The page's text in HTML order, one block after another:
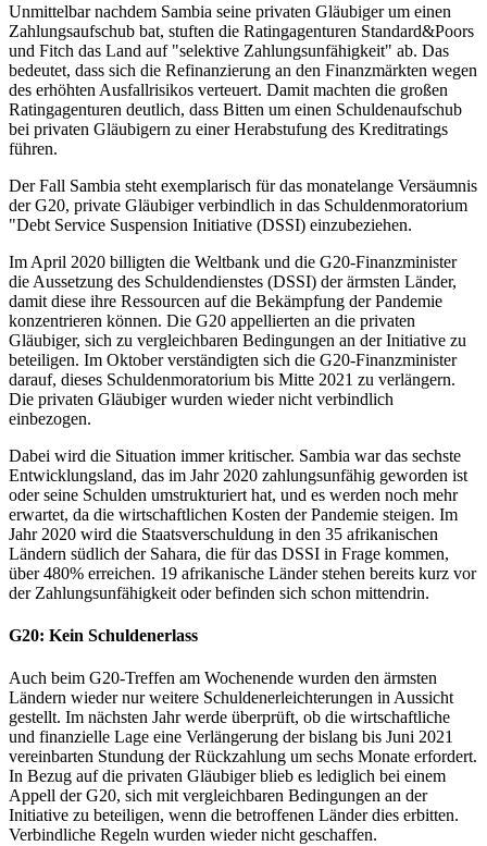
Unmittelbar nachdem Sambia seine privaten Gläubiger um einen
Zahlungsaufschub bat, stuften die Ratingagenturen Standard&Poors
und Fitch das Land auf "selektive Zahlungsunfähigkeit" ab. Das
bedeutet, dass sich die Refinanzierung an den Finanzmärkten wegen
des erhöhten Ausfallrisikos verteuert. Damit machten die großen
Ratingagenturen deutlich, dass Bitten um einen Schuldenaufschub
bei privaten Gläubigern zu einer Herabstufung des Kreditratings
führen.
Der Fall Sambia steht exemplarisch für das monatelange Versäumnis
der G20, private Gläubiger verbindlich in das Schuldenmoratorium
"Debt Service Suspension Initiative (DSSI) einzubeziehen.
Im April 2020 billigten die Weltbank und die G20-Finanzminister
die Aussetzung des Schuldendienstes (DSSI) der ärmsten Länder,
damit diese ihre Ressourcen auf die Bekämpfung der Pandemie
konzentrieren können. Die G20 appellierten an die privaten
Gläubiger, sich zu vergleichbaren Bedingungen an der Initiative zu
beteiligen. Im Oktober verständigten sich die G20-Finanzminister
darauf, dieses Schuldenmoratorium bis Mitte 2021 zu verlängern.
Die privaten Gläubiger wurden wieder nicht verbindlich
einbezogen.
Dabei wird die Situation immer kritischer. Sambia war das sechste
Entwicklungsland, das im Jahr 2020 zahlungsunfähig geworden ist
oder seine Schulden umstrukturiert hat, und es werden noch mehr
erwartet, da die wirtschaftlichen Kosten der Pandemie steigen. Im
Jahr 2020 wird die Staatsverschuldung in den 35 afrikanischen
Ländern südlich der Sahara, die für das DSSI in Frage kommen,
über 480% erreichen. 19 afrikanische Länder stehen bereits kurz vor
der Zahlungsunfähigkeit oder befinden sich schon mittendrin.
G20: Kein Schuldenerlass
Auch beim G20-Treffen am Wochenende wurden den ärmsten
Ländern wieder nur weitere Schuldenerleichterungen in Aussicht
gestellt. Im nächsten Jahr werde überprüft, ob die wirtschaftliche
und finanzielle Lage eine Verlängerung der bislang bis Juni 2021
vereinbarten Stundung der Rückzahlung um sechs Monate erfordert.
In Bezug auf die privaten Gläubiger blieb es lediglich bei einem
Appell der G20, sich mit vergleichbaren Bedingungen an der
Initiative zu beteiligen, wenn die betroffenen Länder dies erbitten.
Verbindliche Regeln wurden wieder nicht geschaffen.